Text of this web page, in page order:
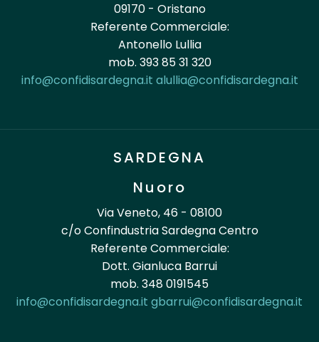
09170 - Oristano
Referente Commerciale:
Antonello Lullia
mob. 393 85 31 320
info@confidisardegna.it alullia@confidisardegna.it
SARDEGNA
Nuoro
Via Veneto, 46 - 08100
c/o Confindustria Sardegna Centro
Referente Commerciale:
Dott. Gianluca Barrui
mob. 348 0191545
info@confidisardegna.it gbarrui@confidisardegna.it